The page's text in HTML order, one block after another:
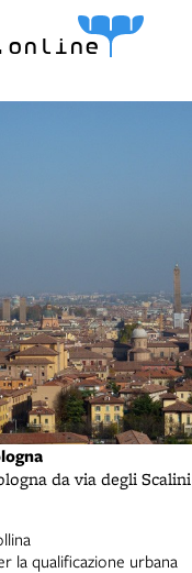
da via degli Scalini
la qualificazione urbana